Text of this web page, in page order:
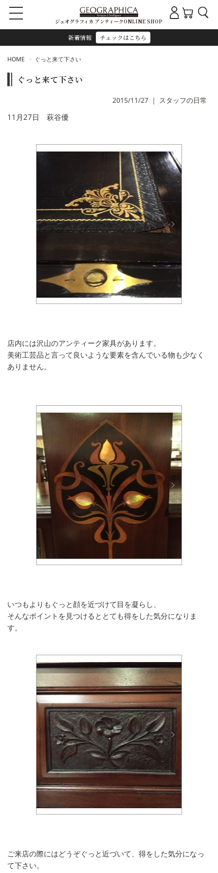
新着情報 チェックはこちら
ジェオグラフィカ アンティークONLINE SHOP
HOME ぐっと来て下さい
ぐっと来て下さい
2015/11/27 ｜ スタッフの日常
11月27日 萩谷優
店内には沢山のアンティーク家具があります。
美術工芸品と言って良いような要素を含んでいる物も少なく
ありません。
いつもよりもぐっと顔を近づけて目を凝らし、
そんなポイントを見つけるととても得をした気分になりま
す。
ご来店の際にはどうぞぐっと近づいて、得をした気分になっ
て下さい。